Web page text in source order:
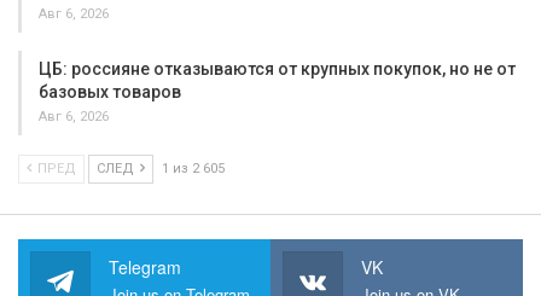
Авг 6, 2026
ЦБ: россияне отказываются от крупных покупок, но не от
базовых товаров
Авг 6, 2026
ПРЕД СЛЕД 1 из 2 605
Telegram VK